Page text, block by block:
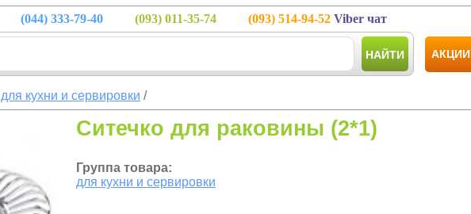
(044) 333-79-40 (093) 011-35-74 (093) 514-94-52 Viber чат
НАЙТИ
для кухни и сервировки /
Ситечко для раковины (2*1)
Группа товара:
для кухни и сервировки